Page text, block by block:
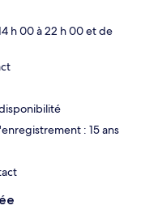
h 00 à 22 h 00 et de
: 15 ans